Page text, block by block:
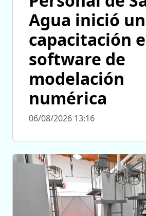
Agua inició
capacitación
software de
modelación
numérica
06/08/2026 13:16